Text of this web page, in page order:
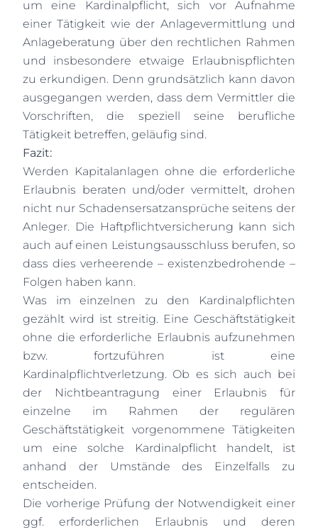
um eine Kardinalpflicht, sich vor Aufnahme
einer Tätigkeit wie der Anlagevermittlung und
Anlageberatung über den rechtlichen Rahmen
und insbesondere etwaige Erlaubnispflichten
zu erkundigen. Denn grundsätzlich kann davon
ausgegangen werden, dass dem Vermittler die
Vorschriften, die speziell seine berufliche
Tätigkeit betreffen, geläufig sind.
Fazit:
Werden Kapitalanlagen ohne die erforderliche
Erlaubnis beraten und/oder vermittelt, drohen
nicht nur Schadensersatzansprüche seitens der
Anleger. Die Haftpflichtversicherung kann sich
auch auf einen Leistungsausschluss berufen, so
dass dies verheerende – existenzbedrohende –
Folgen haben kann.
Was im einzelnen zu den Kardinalpflichten
gezählt wird ist streitig. Eine Geschäftstätigkeit
ohne die erforderliche Erlaubnis aufzunehmen
bzw. fortzuführen ist eine
Kardinalpflichtverletzung. Ob es sich auch bei
der Nichtbeantragung einer Erlaubnis für
einzelne im Rahmen der regulären
Geschäftstätigkeit vorgenommene Tätigkeiten
um eine solche Kardinalpflicht handelt, ist
anhand der Umstände des Einzelfalls zu
entscheiden.
Die vorherige Prüfung der Notwendigkeit einer
ggf. erforderlichen Erlaubnis und deren